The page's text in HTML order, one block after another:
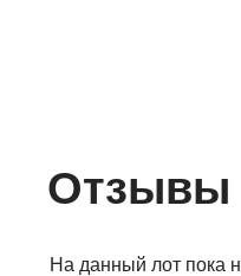
Отзывы
На данный лот пока